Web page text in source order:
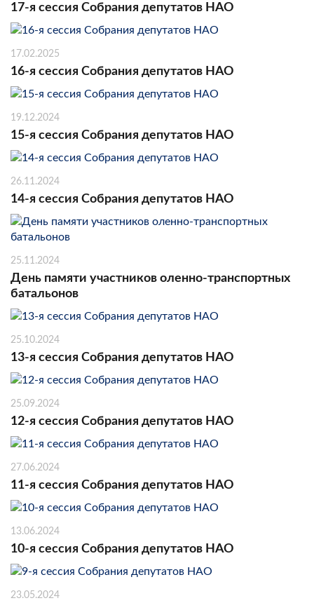
17-я сессия Собрания депутатов НАО
17.02.2025
16-я сессия Собрания депутатов НАО
19.12.2024
15-я сессия Собрания депутатов НАО
26.11.2024
14-я сессия Собрания депутатов НАО
25.11.2024
День памяти участников оленно-транспортных
батальонов
25.10.2024
13-я сессия Собрания депутатов НАО
25.09.2024
12-я сессия Собрания депутатов НАО
27.06.2024
11-я сессия Собрания депутатов НАО
13.06.2024
10-я сессия Собрания депутатов НАО
23.05.2024